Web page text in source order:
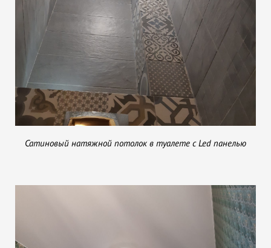
Сатиновый натяжной потолок в туалете с Led панелью